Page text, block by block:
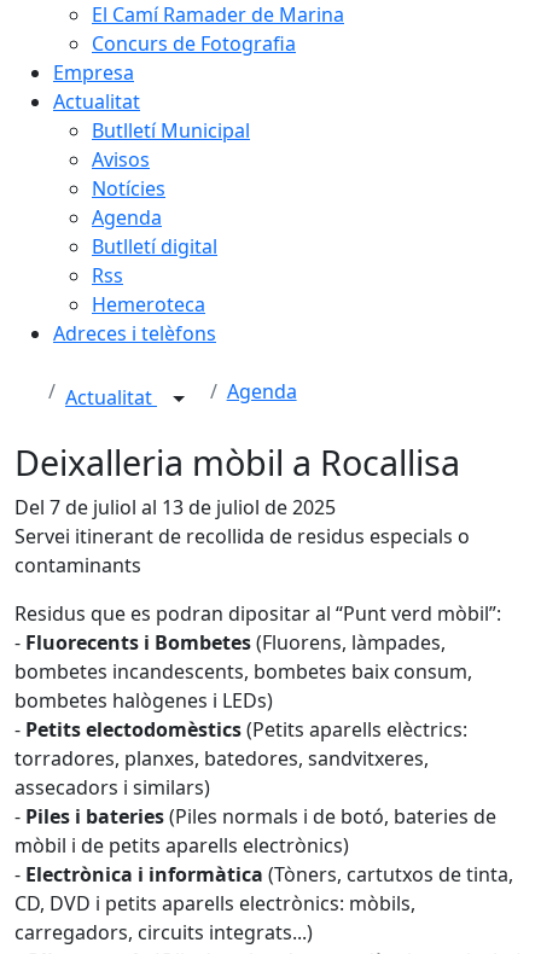
El Camí Ramader de Marina
Concurs de Fotografia
Empresa
Actualitat
Butlletí Municipal
Avisos
Notícies
Agenda
Butlletí digital
Rss
Hemeroteca
Adreces i telèfons
Actualitat Agenda
Deixalleria mòbil a Rocallisa
Del 7 de juliol al 13 de juliol de 2025
Servei itinerant de recollida de residus especials o
contaminants
Residus que es podran dipositar al “Punt verd mòbil”:
- Fluorecents i Bombetes(Fluorens, làmpades,
bombetes incandescents, bombetes baix consum,
bombetes halògenes i LEDs)
- Petits electodomèstics(Petits aparells elèctrics:
torradores, planxes, batedores, sandvitxeres,
assecadors i similars)
- Piles i bateries(Piles normals i de botó, bateries de
mòbil i de petits aparells electrònics)
- Electrònica i informàtica (Tòners, cartutxos de tinta,
CD, DVD i petits aparells electrònics: mòbils,
carregadors, circuits integrats...)